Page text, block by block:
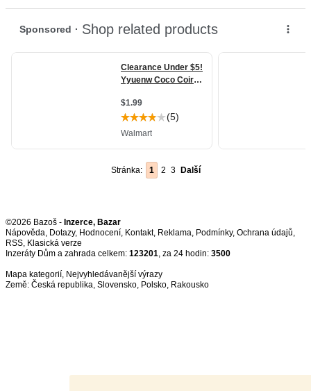
Stránka: 1 2 3 Další
©2026 Bazoš - Inzerce, Bazar
Nápověda, Dotazy, Hodnocení, Kontakt, Reklama, Podmínky, Ochrana údajů,
RSS,
Inzeráty Dům a zahrada celkem: 123201, za 24 hodin: 3500
Mapa kategorií, Nejvyhledávanější výrazy
Země: Česká republika, Slovensko, Polsko, Rakousko